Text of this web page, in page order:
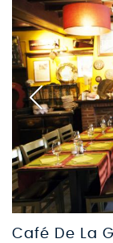
Café De La